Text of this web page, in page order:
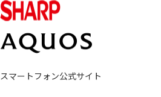
スマートフォン公式サイト